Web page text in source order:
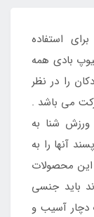
استفاده
بادی همه
را در نظر
می باشد .
شنا به
آنها را به
محصولات
باید جنسی
دچار آسیب و